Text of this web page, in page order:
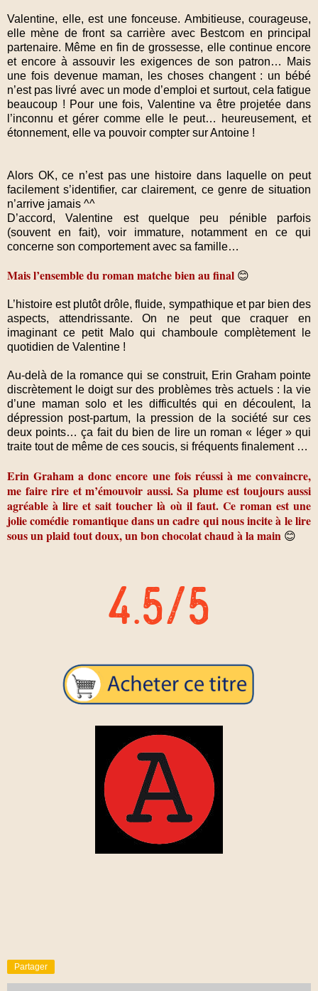
Valentine, elle, est une fonceuse. Ambitieuse, courageuse,
elle mène de front sa carrière avec Bestcom en principal
partenaire. Même en fin de grossesse, elle continue encore
et encore à assouvir les exigences de son patron… Mais
une fois devenue maman, les choses changent : un bébé
n’est pas livré avec un mode d’emploi et surtout, cela fatigue
beaucoup ! Pour une fois, Valentine va être projetée dans
l’inconnu et gérer comme elle le peut… heureusement, et
étonnement, elle va pouvoir compter sur Antoine !
Alors OK, ce n’est pas une histoire dans laquelle on peut
facilement s’identifier, car clairement, ce genre de situation
n’arrive jamais ^^
D’accord, Valentine est quelque peu pénible parfois
(souvent en fait), voir immature, notamment en ce qui
concerne son comportement avec sa famille…
Mais l’ensemble du roman matche bien au final 😊
L’histoire est plutôt drôle, fluide, sympathique et par bien des
aspects, attendrissante. On ne peut que craquer en
imaginant ce petit Malo qui chamboule complètement le
quotidien de Valentine !
Au-delà de la romance qui se construit, Erin Graham pointe
discrètement le doigt sur des problèmes très actuels : la vie
d’une maman solo et les difficultés qui en découlent, la
dépression post-partum, la pression de la société sur ces
deux points… ça fait du bien de lire un roman « léger » qui
traite tout de même de ces soucis, si fréquents finalement …
Erin Graham a donc encore une fois réussi à me convaincre,
me faire rire et m’émouvoir aussi. Sa plume est toujours aussi
agréable à lire et sait toucher là où il faut. Ce roman est une
jolie comédie romantique dans un cadre qui nous incite à le lire
sous un plaid tout doux, un bon chocolat chaud à la main 😊
Partager